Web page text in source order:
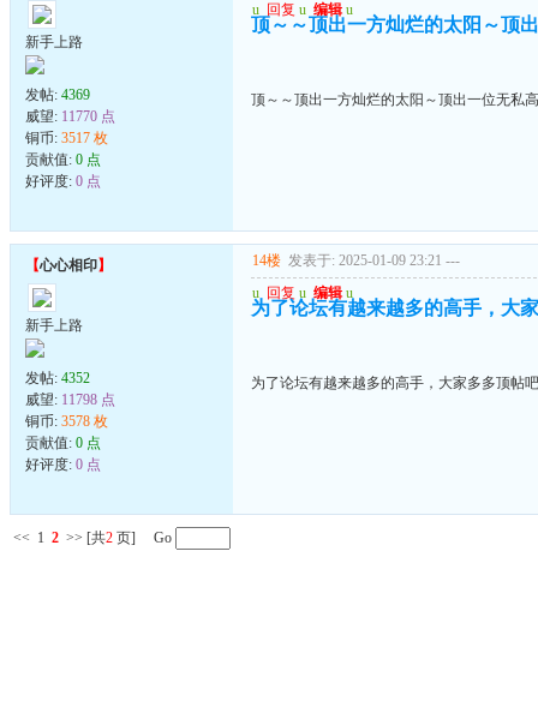
新手上路
发帖: 4369
威望: 11770 点
铜币: 3517 枚
贡献值: 0 点
好评度: 0 点
u 回复 u 编辑 u
顶～～顶出一方灿烂的太阳～顶
顶～～顶出一方灿烂的太阳～顶出一位无私
【心心相印】
新手上路
发帖: 4352
威望: 11798 点
铜币: 3578 枚
贡献值: 0 点
好评度: 0 点
14楼 发表于: 2025-01-09 23:21 ---
u 回复 u 编辑 u
为了论坛有越来越多的高手，大
为了论坛有越来越多的高手，大家多多顶帖
<< 1 2 >> [共2 页] Go